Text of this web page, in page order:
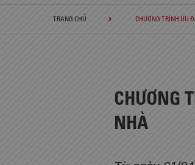
TRANG CHỦ CHƯƠNG TRÌNH ƯU
CHƯƠNG
NHÀ